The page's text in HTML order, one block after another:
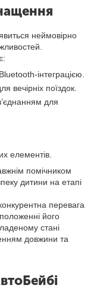
неймовірно
інтеграцією.
вечірніх поїздок.
для
елементів.
помічником
дитини на етапі
перевага
його
стані
довжини та